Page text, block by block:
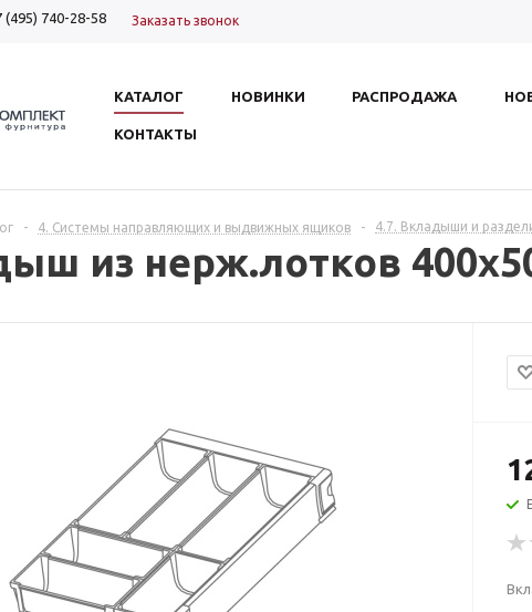
(495) 740-28-58 Заказать звонок
КАТАЛОГ НОВИНКИ РАСПРОДАЖА
КОНТАКТЫ
- 4. Системы направляющих и выдвижных ящиков - 4.7. Вкладыши и
из нерж.лотков